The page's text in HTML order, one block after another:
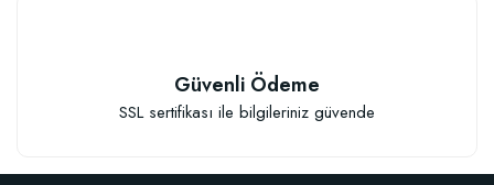
Güvenli Ödeme
SSL sertifikası ile bilgileriniz güvende